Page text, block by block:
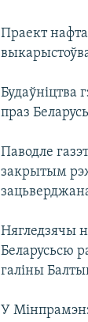
Праект
Будаўніцтва
праз
Паводле
закрытым
Нягледзячы
Беларусьсю
галіны
У